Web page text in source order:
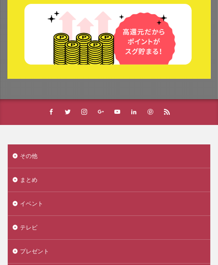
その他
まとめ
イベント
テレビ
プレゼント